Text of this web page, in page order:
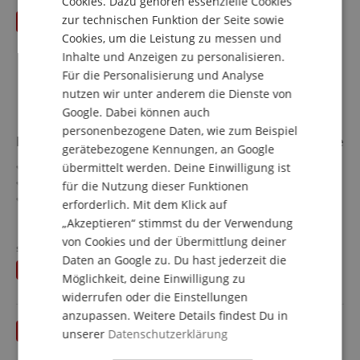
Fender Vintera III Mid 60s Jazzmaster Olympic White
Vintera III-Serie
Decke/Korpus: Erle
Griffbrett/Hals: Palisander / Ahorn
Tonabnehmer: 2x Vintage-Style Mid '60s Single-Coil
Jazzmaster (SS)
Farbe & Finish: Olympic White, Gloss
Inklusive Gigbag
mehr anzeigen
1.269,00 €
Versandkostenfrei (DE)
statt UVP** 1.349€
bis 31.08.2026
ITALIAN
SPANISH
zur technischen Funktion der Seite sowie
Cookies, um die Leistung zu messen und
Inhalte und Anzeigen zu personalisieren.
Für die Personalisierung und Analyse
nutzen wir unter anderem die Dienste von
Google. Dabei können auch
personenbezogene Daten, wie zum Beispiel
gerätebezogene Kennungen, an Google
übermittelt werden. Deine Einwilligung ist
für die Nutzung dieser Funktionen
erforderlich. Mit dem Klick auf
„Akzeptieren“ stimmst du der Verwendung
von Cookies und der Übermittlung deiner
Daten an Google zu. Du hast jederzeit die
Möglichkeit, deine Einwilligung zu
widerrufen oder die Einstellungen
anzupassen. Weitere Details findest Du in
unserer Datenschutzerklärung